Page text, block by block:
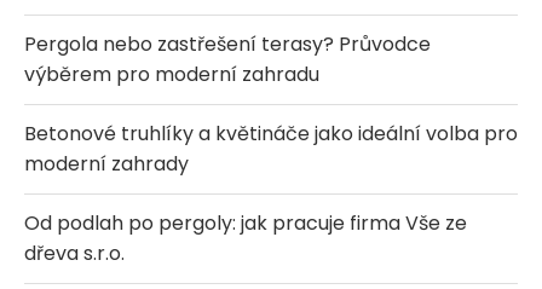
Pergola nebo zastřešení terasy? Průvodce
výběrem pro moderní zahradu
Betonové truhlíky a květináče jako ideální volba pro
moderní zahrady
Od podlah po pergoly: jak pracuje firma Vše ze
dřeva s.r.o.